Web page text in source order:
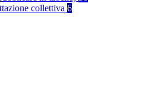
collettiva 6